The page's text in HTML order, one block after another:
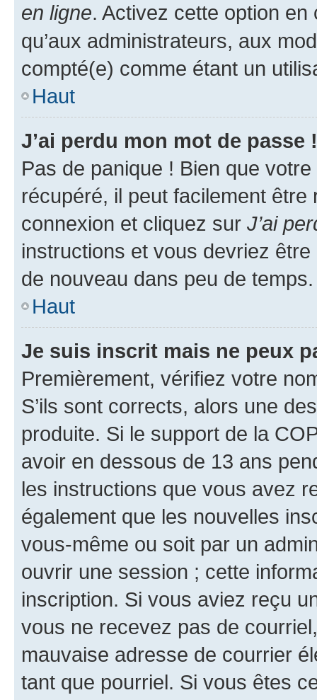
en ligne. Activez cette option
qu’aux administrateurs, aux
compté(e) comme étant un
Haut
J’ai perdu mon mot de passe !
Pas de panique ! Bien que
récupéré, il peut facilement
connexion et cliquez sur J’ai
instructions et vous devriez
de nouveau dans peu de temps.
Haut
Je suis inscrit mais ne peux
Premièrement, vérifiez votre
S’ils sont corrects, alors une
produite. Si le support de la
avoir en dessous de 13 ans
les instructions que vous avez
également que les nouvelles
vous-même ou soit par un
ouvrir une session ; cette
inscription. Si vous aviez reçu
vous ne recevez pas de
mauvaise adresse de courrier
tant que pourriel. Si vous êtes